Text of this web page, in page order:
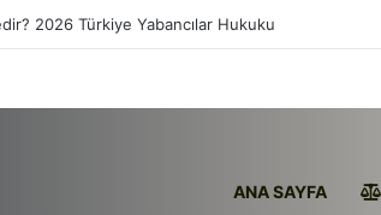
2026 Türkiye Yabancılar Hukuku
ANA SAYFA